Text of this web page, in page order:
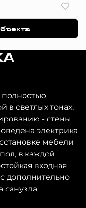
полностью
в светлых тонах.
- стены
электрика
мебели
в каждой
входная
дополнительно
санузла.